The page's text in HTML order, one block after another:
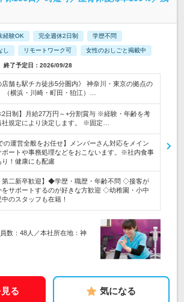
経験OK 完全週休2日制 学歴不問
リモートワーク可 女性のおしごと掲載中
了予定日：2026/09/28
店舗も駅チカ徒歩5分圏内》 神奈川・東京の拠点の
（横浜・川崎・町田・狛江）…
2日制】月給27万円～+分割賞与 ※経験・年齢を考
社規定により決定します。 ※固定…
の運営全般をお任せ】メンバーさん対応をメイン
ポートや事務処理などをおこないます。※社内食事
り！健康にも配慮
第二新卒歓迎】◆学歴・職歴・年齢不問 ◇接客が
をサポートするのが好きな方歓迎 ◇幼稚園・小中
のスタッフも在籍！
数：48人／本社所在地：神
る 気になる